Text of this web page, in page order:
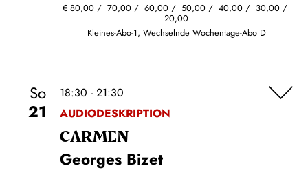
€80,00 70,00 60,00 50,00 40,00 30,00
20,00
Kleines-Abo-1, Wechselnde Wochentage-Abo D
So
21
18:30 - 21:30
AUDIODESKRIPTION
CARMEN
Georges Bizet